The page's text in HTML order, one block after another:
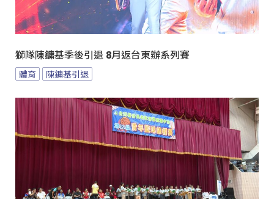
獅隊陳鏞基季後引退 8月返台東辦系列賽
體育 陳鏞基引退